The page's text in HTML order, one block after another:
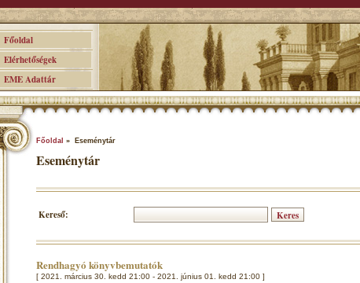
Főoldal
Elérhetőségek
EME Adattár
Főoldal » Eseménytár
Eseménytár
Kereső:
Rendhagyó könyvbemutatók
[ 2021. március 30. kedd 21:00 - 2021. június 01. kedd 21:00 ]